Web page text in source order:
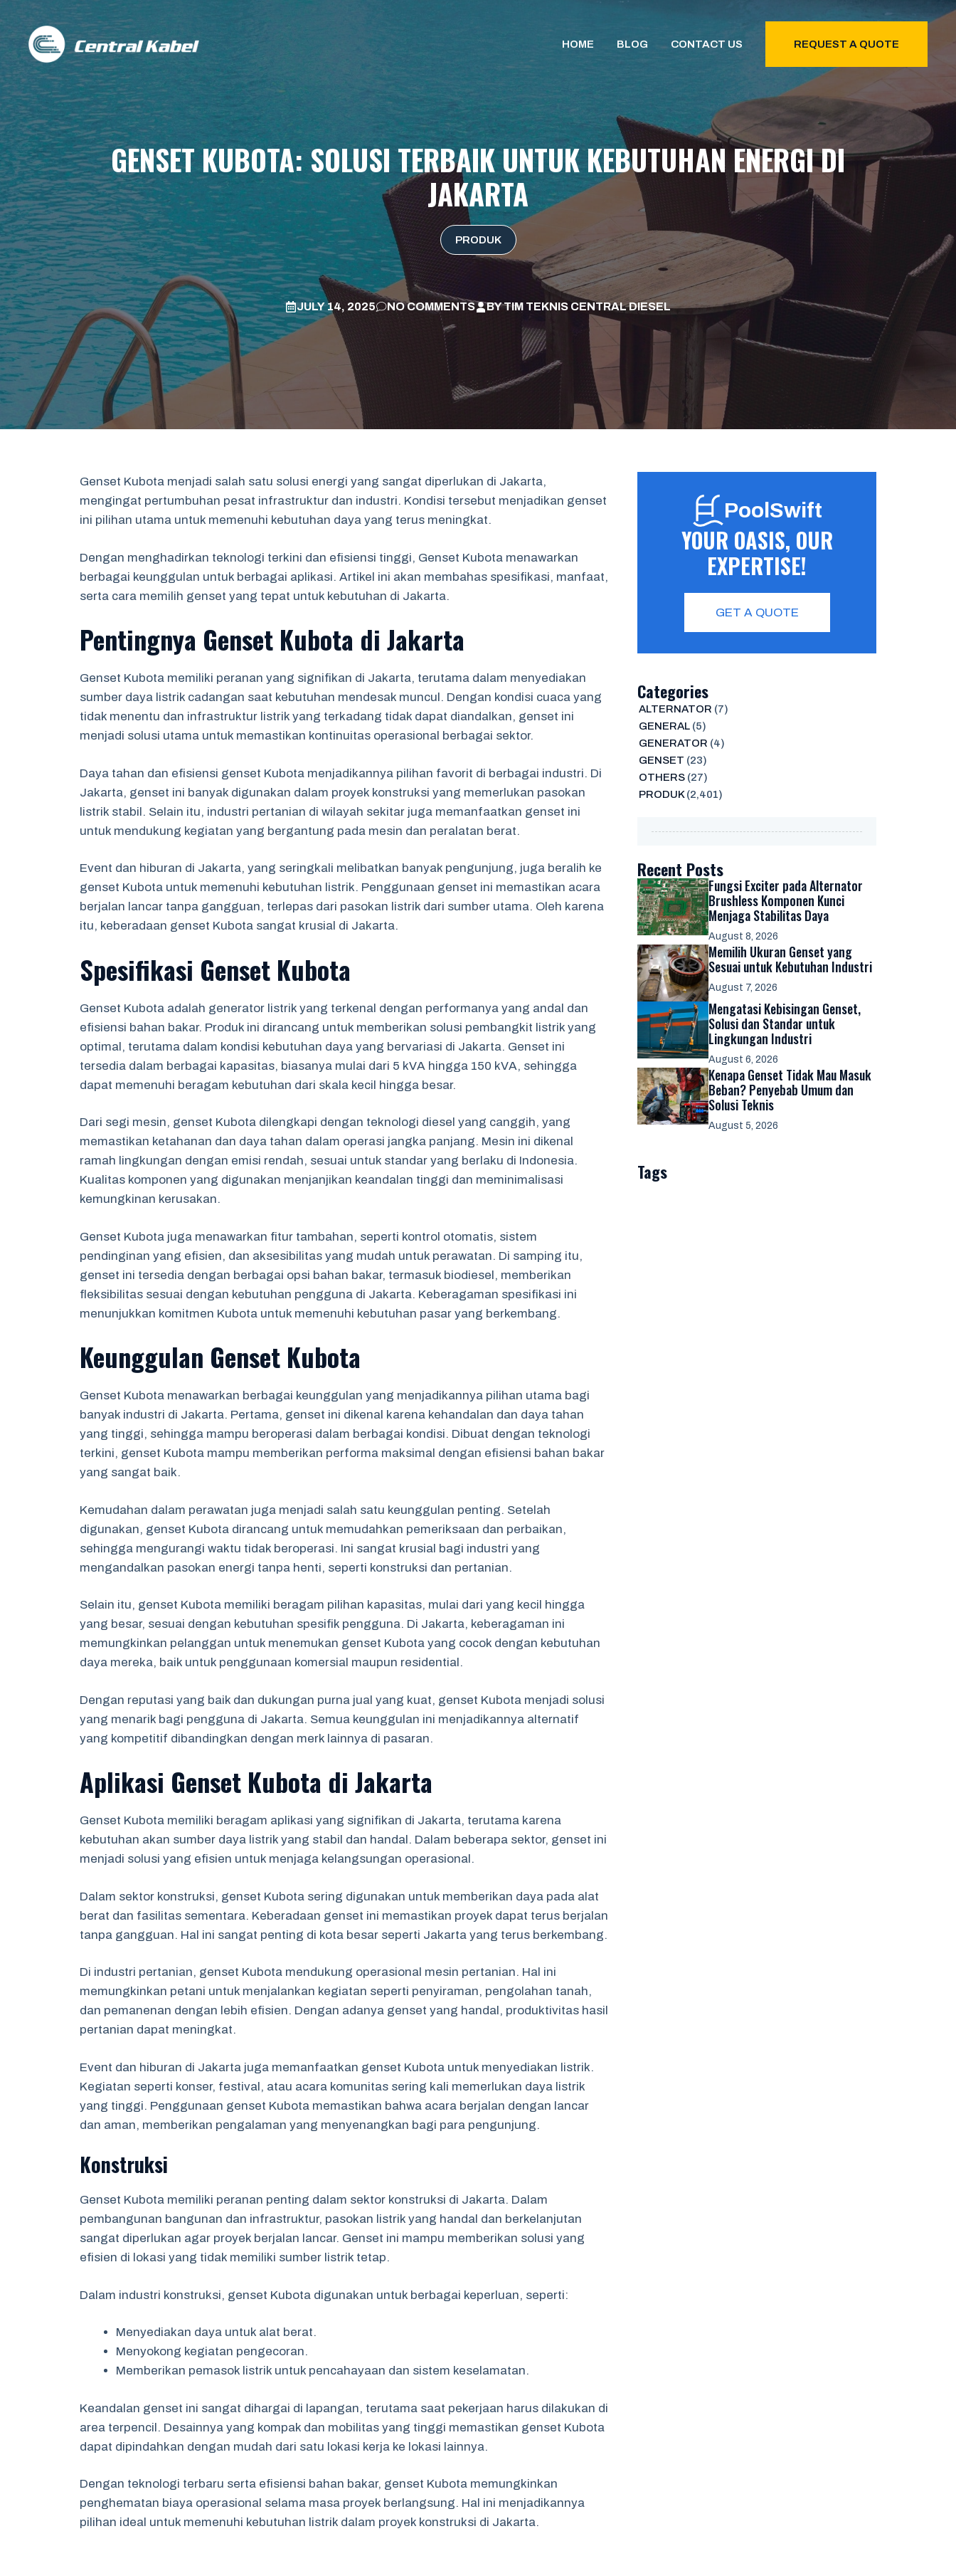
to
content
HOME BLOG CONTACT US REQUEST A QUOTE
GENSET KUBOTA: SOLUSI TERBAIK UNTUK KEBUTUHAN ENERGI DI
JAKARTA
PRODUK
JULY 14, 2025 NO COMMENTS BYTIM TEKNIS CENTRAL DIESEL
Genset Kubota menjadi salah satu solusi energi yang sangat diperlukan di Jakarta,
mengingat pertumbuhan pesat infrastruktur dan industri. Kondisi tersebut menjadikan genset
ini pilihan utama untuk memenuhi kebutuhan daya yang terus meningkat.
Dengan menghadirkan teknologi terkini dan efisiensi tinggi, Genset Kubota menawarkan
berbagai keunggulan untuk berbagai aplikasi. Artikel ini akan membahas spesifikasi, manfaat,
serta cara memilih genset yang tepat untuk kebutuhan di Jakarta.
Pentingnya Genset Kubota di Jakarta
Genset Kubota memiliki peranan yang signifikan di Jakarta, terutama dalam menyediakan
sumber daya listrik cadangan saat kebutuhan mendesak muncul. Dengan kondisi cuaca yang
tidak menentu dan infrastruktur listrik yang terkadang tidak dapat diandalkan, genset ini
menjadi solusi utama untuk memastikan kontinuitas operasional berbagai sektor.
Daya tahan dan efisiensi genset Kubota menjadikannya pilihan favorit di berbagai industri. Di
Jakarta, genset ini banyak digunakan dalam proyek konstruksi yang memerlukan pasokan
listrik stabil. Selain itu, industri pertanian di wilayah sekitar juga memanfaatkan genset ini
untuk mendukung kegiatan yang bergantung pada mesin dan peralatan berat.
Event dan hiburan di Jakarta, yang seringkali melibatkan banyak pengunjung, juga beralih ke
genset Kubota untuk memenuhi kebutuhan listrik. Penggunaan genset ini memastikan acara
berjalan lancar tanpa gangguan, terlepas dari pasokan listrik dari sumber utama. Oleh karena
itu, keberadaan genset Kubota sangat krusial di Jakarta.
Spesifikasi Genset Kubota
Genset Kubota adalah generator listrik yang terkenal dengan performanya yang andal dan
efisiensi bahan bakar. Produk ini dirancang untuk memberikan solusi pembangkit listrik yang
optimal, terutama dalam kondisi kebutuhan daya yang bervariasi di Jakarta. Genset ini
tersedia dalam berbagai kapasitas, biasanya mulai dari 5 kVA hingga 150 kVA, sehingga
dapat memenuhi beragam kebutuhan dari skala kecil hingga besar.
Dari segi mesin, genset Kubota dilengkapi dengan teknologi diesel yang canggih, yang
memastikan ketahanan dan daya tahan dalam operasi jangka panjang. Mesin ini dikenal
ramah lingkungan dengan emisi rendah, sesuai untuk standar yang berlaku di Indonesia.
Kualitas komponen yang digunakan menjanjikan keandalan tinggi dan meminimalisasi
kemungkinan kerusakan.
Genset Kubota juga menawarkan fitur tambahan, seperti kontrol otomatis, sistem
pendinginan yang efisien, dan aksesibilitas yang mudah untuk perawatan. Di samping itu,
genset ini tersedia dengan berbagai opsi bahan bakar, termasuk biodiesel, memberikan
fleksibilitas sesuai dengan kebutuhan pengguna di Jakarta. Keberagaman spesifikasi ini
menunjukkan komitmen Kubota untuk memenuhi kebutuhan pasar yang berkembang.
Keunggulan Genset Kubota
Genset Kubota menawarkan berbagai keunggulan yang menjadikannya pilihan utama bagi
banyak industri di Jakarta. Pertama, genset ini dikenal karena kehandalan dan daya tahan
yang tinggi, sehingga mampu beroperasi dalam berbagai kondisi. Dibuat dengan teknologi
terkini, genset Kubota mampu memberikan performa maksimal dengan efisiensi bahan bakar
yang sangat baik.
Kemudahan dalam perawatan juga menjadi salah satu keunggulan penting. Setelah
digunakan, genset Kubota dirancang untuk memudahkan pemeriksaan dan perbaikan,
sehingga mengurangi waktu tidak beroperasi. Ini sangat krusial bagi industri yang
mengandalkan pasokan energi tanpa henti, seperti konstruksi dan pertanian.
Selain itu, genset Kubota memiliki beragam pilihan kapasitas, mulai dari yang kecil hingga
yang besar, sesuai dengan kebutuhan spesifik pengguna. Di Jakarta, keberagaman ini
memungkinkan pelanggan untuk menemukan genset Kubota yang cocok dengan kebutuhan
daya mereka, baik untuk penggunaan komersial maupun residential.
Dengan reputasi yang baik dan dukungan purna jual yang kuat, genset Kubota menjadi solusi
yang menarik bagi pengguna di Jakarta. Semua keunggulan ini menjadikannya alternatif
yang kompetitif dibandingkan dengan merk lainnya di pasaran.
Aplikasi Genset Kubota di Jakarta
Genset Kubota memiliki beragam aplikasi yang signifikan di Jakarta, terutama karena
kebutuhan akan sumber daya listrik yang stabil dan handal. Dalam beberapa sektor, genset ini
menjadi solusi yang efisien untuk menjaga kelangsungan operasional.
Dalam sektor konstruksi, genset Kubota sering digunakan untuk memberikan daya pada alat
berat dan fasilitas sementara. Keberadaan genset ini memastikan proyek dapat terus berjalan
tanpa gangguan. Hal ini sangat penting di kota besar seperti Jakarta yang terus berkembang.
Di industri pertanian, genset Kubota mendukung operasional mesin pertanian. Hal ini
memungkinkan petani untuk menjalankan kegiatan seperti penyiraman, pengolahan tanah,
dan pemanenan dengan lebih efisien. Dengan adanya genset yang handal, produktivitas hasil
pertanian dapat meningkat.
Event dan hiburan di Jakarta juga memanfaatkan genset Kubota untuk menyediakan listrik.
Kegiatan seperti konser, festival, atau acara komunitas sering kali memerlukan daya listrik
yang tinggi. Penggunaan genset Kubota memastikan bahwa acara berjalan dengan lancar
dan aman, memberikan pengalaman yang menyenangkan bagi para pengunjung.
Konstruksi
Genset Kubota memiliki peranan penting dalam sektor konstruksi di Jakarta. Dalam
pembangunan bangunan dan infrastruktur, pasokan listrik yang handal dan berkelanjutan
sangat diperlukan agar proyek berjalan lancar. Genset ini mampu memberikan solusi yang
efisien di lokasi yang tidak memiliki sumber listrik tetap.
Dalam industri konstruksi, genset Kubota digunakan untuk berbagai keperluan, seperti:
Menyediakan daya untuk alat berat.
Menyokong kegiatan pengecoran.
Memberikan pemasok listrik untuk pencahayaan dan sistem keselamatan.
Keandalan genset ini sangat dihargai di lapangan, terutama saat pekerjaan harus dilakukan di
area terpencil. Desainnya yang kompak dan mobilitas yang tinggi memastikan genset Kubota
dapat dipindahkan dengan mudah dari satu lokasi kerja ke lokasi lainnya.
Dengan teknologi terbaru serta efisiensi bahan bakar, genset Kubota memungkinkan
penghematan biaya operasional selama masa proyek berlangsung. Hal ini menjadikannya
pilihan ideal untuk memenuhi kebutuhan listrik dalam proyek konstruksi di Jakarta.
PoolSwift
YOUR OASIS, OUR
EXPERTISE!
GET A QUOTE
Categories
ALTERNATOR (7)
GENERAL(5)
GENERATOR (4)
GENSET (23)
OTHERS(27)
PRODUK(2,401)
Recent Posts
Fungsi Exciter pada Alternator
Brushless Komponen Kunci
Menjaga Stabilitas Daya
August 8, 2026
Memilih Ukuran Genset yang
Sesuai untuk Kebutuhan Industri
August 7, 2026
Mengatasi Kebisingan Genset,
Solusi dan Standar untuk
Lingkungan Industri
August 6, 2026
Kenapa Genset Tidak Mau Masuk
Beban? Penyebab Umum dan
Solusi Teknis
August 5, 2026
Tags